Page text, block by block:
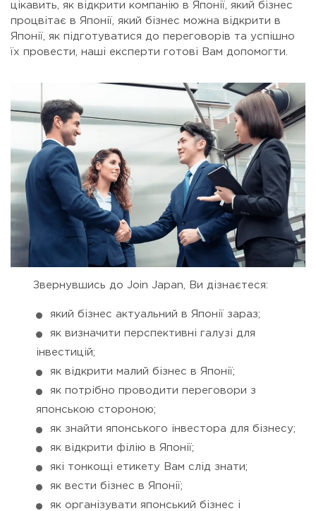
цікавить, як відкрити компанію в Японії, який бізнес
процвітає в Японії, який бізнес можна відкрити в
Японії, як підготуватися до переговорів та успішно
їх провести, наші експерти готові Вам допомогти.
Звернувшись до Join Japan, Ви дізнаєтеся:
який бізнес актуальний в Японії зараз;
як визначити перспективні галузі для
інвестицій;
як відкрити малий бізнес в Японії;
як потрібно проводити переговори з
японською стороною;
як знайти японського інвестора для бізнесу;
як відкрити філію в Японії;
які тонкощі етикету Вам слід знати;
як вести бізнес в Японії;
як організувати японський бізнес і